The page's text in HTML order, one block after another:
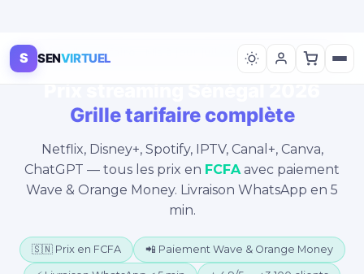
S SENVIRTUEL
💰 Grille tarifaire · Mis à jour juillet 2026 · Sénégal
Grille tarifaire complète
Netflix, Disney+, Spotify, IPTV, Canal+, Canva,
ChatGPT — tous les prix en FCFAavec paiement
Wave & Orange Money. Livraison WhatsApp en 5
min.
🇸🇳 Prix en FCFA 📲 Paiement Wave & Orange Money